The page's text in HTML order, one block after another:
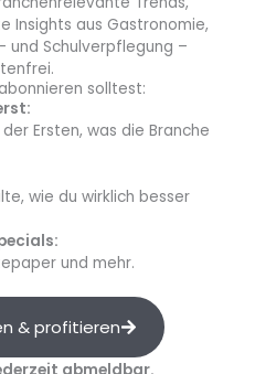
gefordert
Days wurde deutlich, dass
für Kunden und Anbieter
Digitalisierung und
für das Thema Ernährung
braucht. Letzteres wurde
und Soziales des
diskutiert.
Insights aus Gastronomie,
und Schulverpflegung –
solltest:
Ersten, was die Branche
wie du wirklich besser
und mehr.
& profitieren